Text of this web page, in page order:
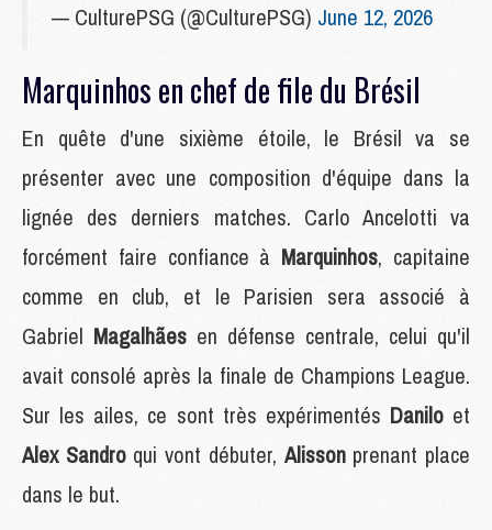
— CulturePSG (@CulturePSG) June 12, 2026
Marquinhos en chef de file du Brésil
En quête d'une sixième étoile, le Brésil va se
présenter avec une composition d'équipe dans la
lignée des derniers matches. Carlo Ancelotti va
forcément faire confiance à Marquinhos, capitaine
comme en club, et le Parisien sera associé à
Gabriel Magalhães en défense centrale, celui qu'il
avait consolé après la finale de Champions League.
Sur les ailes, ce sont très expérimentés Danilo et
Alex Sandro qui vont débuter, Alisson prenant place
dans le but.